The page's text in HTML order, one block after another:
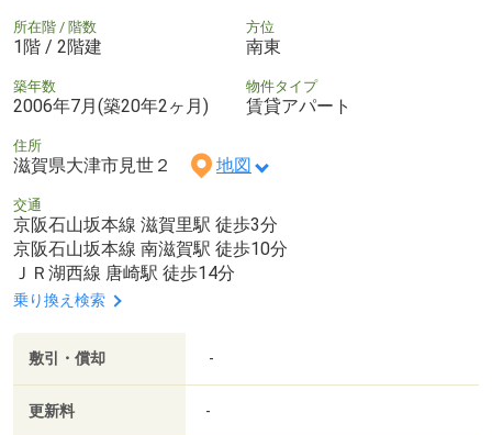
所在階 / 階数
1階 / 2階建
方位
南東
築年数
2006年7月(築20年2ヶ月)
物件タイプ
賃貸アパート
住所
滋賀県大津市見世２ 地図
交通
京阪石山坂本線 滋賀里駅 徒歩3分
京阪石山坂本線 南滋賀駅 徒歩10分
ＪＲ湖西線 唐崎駅 徒歩14分
乗り換え検索
敷引・償却 -
更新料 -